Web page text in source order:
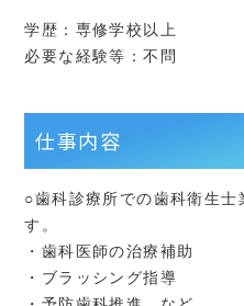
学歴：専修学校以上
必要な経験等：不問
仕事内容
○歯科診療所での歯科衛生士
す。
・歯科医
・ブラッ